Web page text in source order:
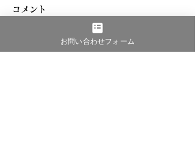
コメント
お問い合わせフォーム